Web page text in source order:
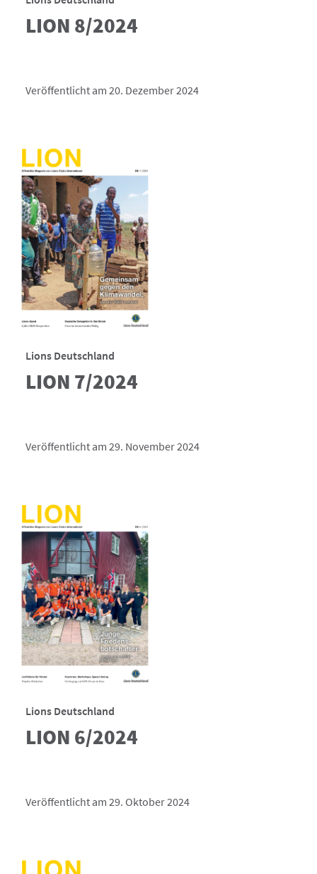
LION 8/2024
Veröffentlicht am 20. Dezember 2024
Lions Deutschland
LION 7/2024
Veröffentlicht am 29. November 2024
Lions Deutschland
LION 6/2024
Veröffentlicht am 29. Oktober 2024